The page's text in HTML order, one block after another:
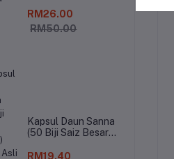
RM26.00
RM50.00
Kapsul Daun Sanna
(50 Biji Saiz Besar)
Sanna (Detox &
RM19.40